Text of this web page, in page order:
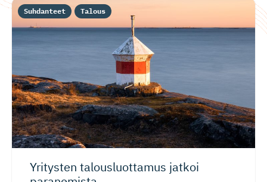
Yritysten talousluottamus jatkoi
Suhdanteet Talous